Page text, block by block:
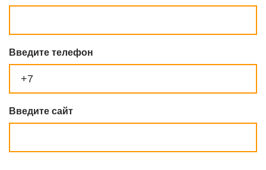
Введите телефон
Введите сайт